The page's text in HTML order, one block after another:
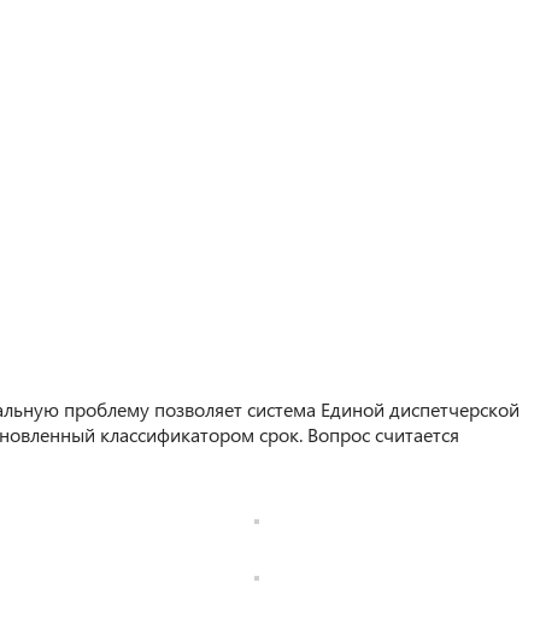
проблему позволяет система Единой диспетчерской
классификатором срок. Вопрос считается